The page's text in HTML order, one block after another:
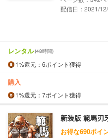
配信日：2021/
レンタル(48時間)
1%還元 ：6ポイント獲得
購入
1%還元 ：7ポイント獲得
新装版 範馬刃
お得な690ポイ